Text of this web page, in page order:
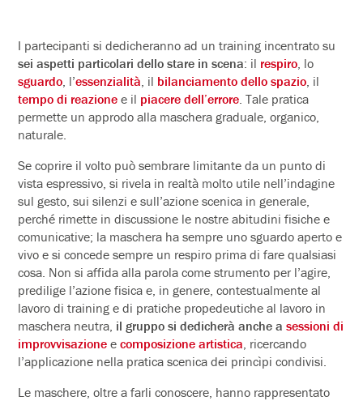
I partecipanti si dedicheranno ad un training incentrato su
sei aspetti particolari dello stare in scena: il respiro , lo
sguardo , l’essenzialità , il bilanciamento dello spazio , il
tempo di reazione e il piacere dell’errore . Tale pratica
permette un approdo alla maschera graduale, organico,
naturale.
Se coprire il volto può sembrare limitante da un punto di
vista espressivo, si rivela in realtà molto utile nell’indagine
sul gesto, sui silenzi e sull’azione scenica in generale,
perché rimette in discussione le nostre abitudini fisiche e
comunicative; la maschera ha sempre uno sguardo aperto e
vivo e si concede sempre un respiro prima di fare qualsiasi
cosa. Non si affida alla parola come strumento per l’agire,
predilige l’azione fisica e, in genere, contestualmente al
lavoro di training e di pratiche propedeutiche al lavoro in
maschera neutra, il gruppo si dedicherà anche asessioni di
improvvisazione ecomposizione artistica , ricercando
l’applicazione nella pratica scenica dei princìpi condivisi.
Le maschere, oltre a farli conoscere, hanno rappresentato